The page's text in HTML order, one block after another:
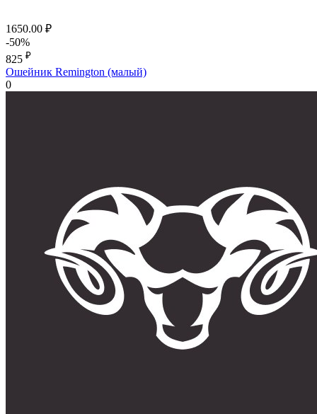
1650.00 ₽
-50%
825 ₽
Ошейник Remington (малый)
0